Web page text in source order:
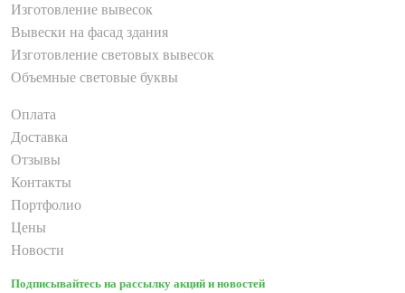
Изготовление вывесок
Вывески на фасад здания
Изготовление световых вывесок
Объемные световые буквы
Оплата
Доставка
Отзывы
Контакты
Портфолио
Цены
Новости
Подписывайтесь на рассылку акций и новостей